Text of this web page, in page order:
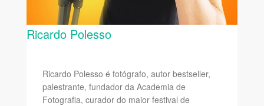
Ricardo Polesso
Ricardo Polesso é fotógrafo, autor bestseller,
palestrante, fundador da Academia de
Fotografia, curador do maior festival de